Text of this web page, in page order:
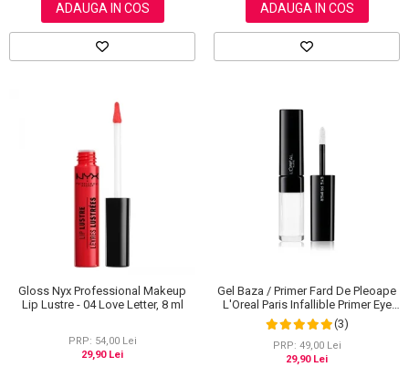
ADAUGA IN COS ADAUGA IN COS
Gloss Nyx Professional Makeup
Lip Lustre - 04 Love Letter, 8 ml
PRP: 54,00 Lei
29,90 Lei
Gel Baza / Primer Fard De Pleoape
L'Oreal Paris Infallible Primer Eye
Shadow Base 100, 3 ml
(3)
PRP: 49,00 Lei
29,90 Lei